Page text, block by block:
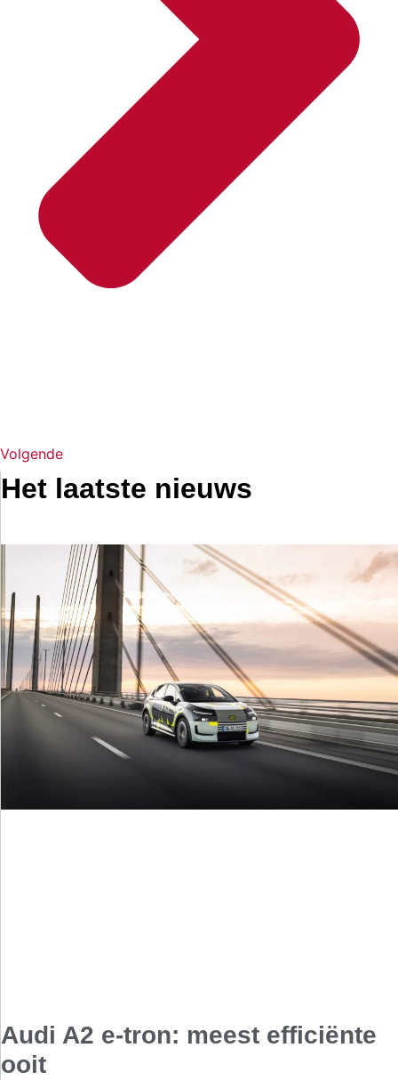
Volgende
Het laatste nieuws
Audi A2 e-tron: meest efficiënte
ooit